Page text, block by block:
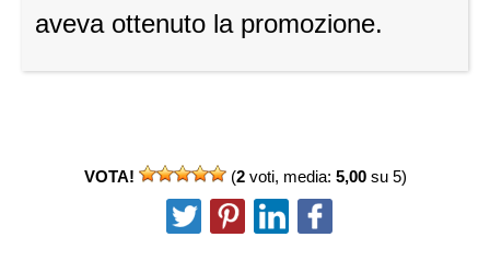
aveva ottenuto la promozione.
VOTA! (2voti, media: 5,00su 5)